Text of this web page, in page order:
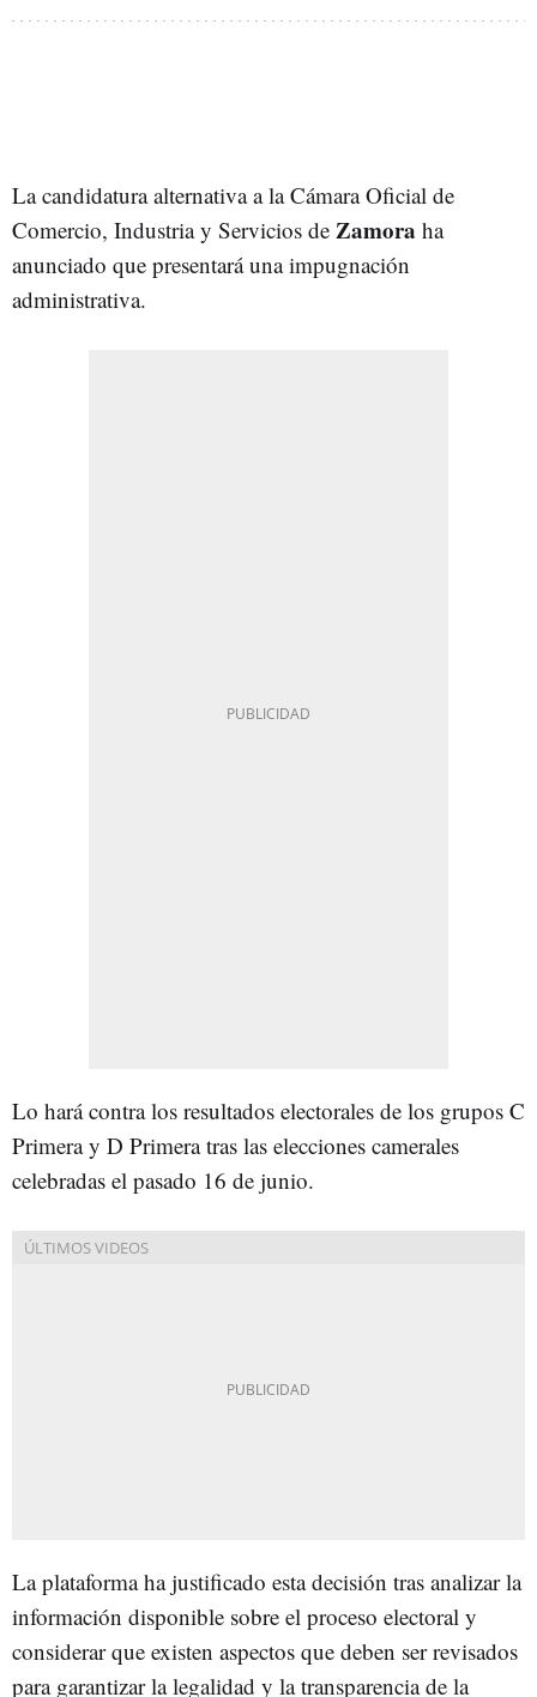
La candidatura alternativa a la Cámara Oficial de
Comercio, Industria y Servicios de Zamora ha
anunciado que presentará una impugnación
administrativa.
Lo hará contra los resultados electorales de los grupos C
Primera y D Primera tras las elecciones camerales
celebradas el pasado 16 de junio.
La plataforma ha justificado esta decisión tras analizar la
información disponible sobre el proceso electoral y
considerar que existen aspectos que deben ser revisados
para garantizar la legalidad y la transparencia de la